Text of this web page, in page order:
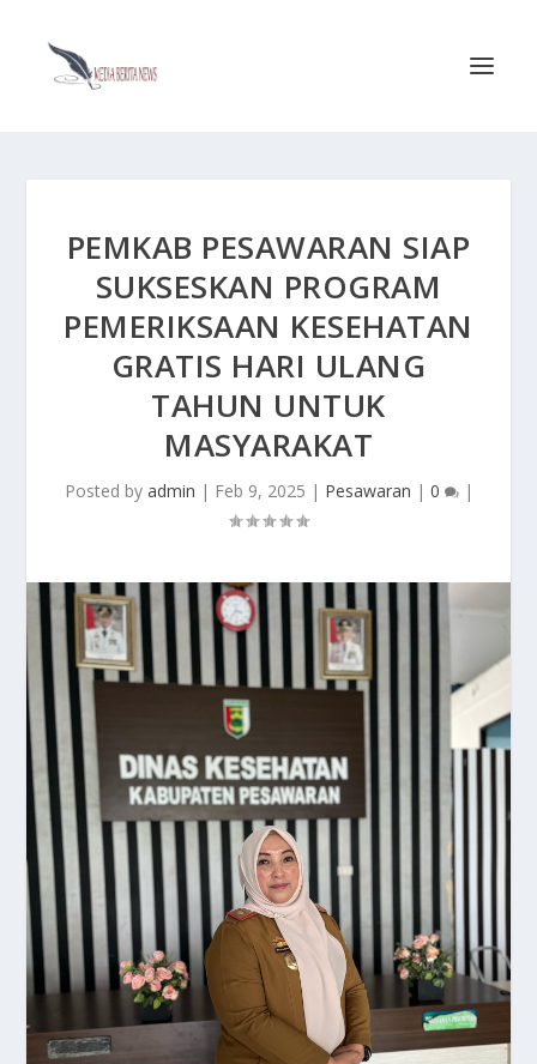
PEMKAB PESAWARAN SIAP
SUKSESKAN PROGRAM
PEMERIKSAAN KESEHATAN
GRATIS HARI ULANG
TAHUN UNTUK
MASYARAKAT
Posted by admin | Feb 9, 2025 | Pesawaran | 0 |